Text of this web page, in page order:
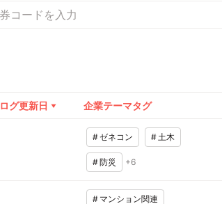
ログ更新日 企業テーマタグ
#ゼネコン #土木
#防災 +6
# マンション関連